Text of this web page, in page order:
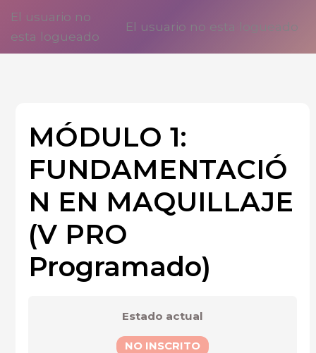
El usuario no esta logueado
El usuario no
esta logueado
MÓDULO 1:
FUNDAMENTACIÓ
N EN MAQUILLAJE
(V PRO
Programado)
Estado actual
NO INSCRITO